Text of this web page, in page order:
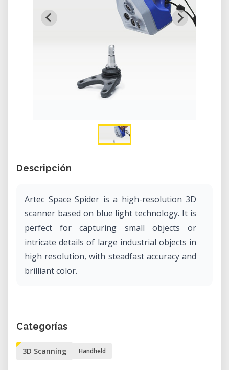
Descripción
Artec Space Spider is a high-resolution 3D
scanner based on blue light technology. It is
perfect for capturing small objects or
intricate details of large industrial objects in
high resolution, with steadfast accuracy and
brilliant color.
Categorías
3D Scanning Handheld